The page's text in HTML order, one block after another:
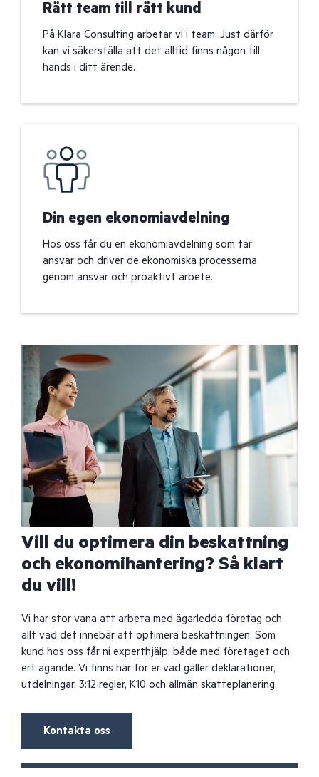
Rätt team till rätt kund
På Klara Consulting arbetar vi i team. Just därför
kan vi säkerställa att det alltid finns någon till
hands i ditt ärende.
Din egen ekonomiavdelning
Hos oss får du en ekonomiavdelning som tar
ansvar och driver de ekonomiska processerna
genom ansvar och proaktivt arbete.
Vill du optimera din beskattning
och ekonomihantering? Så klart
du vill!
Vi har stor vana att arbeta med ägarledda företag och
allt vad det innebär att optimera beskattningen. Som
kund hos oss får ni experthjälp, både med företaget och
ert ägande. Vi finns här för er vad gäller deklarationer,
utdelningar, 3:12 regler, K10 och allmän skatteplanering.
Kontakta oss